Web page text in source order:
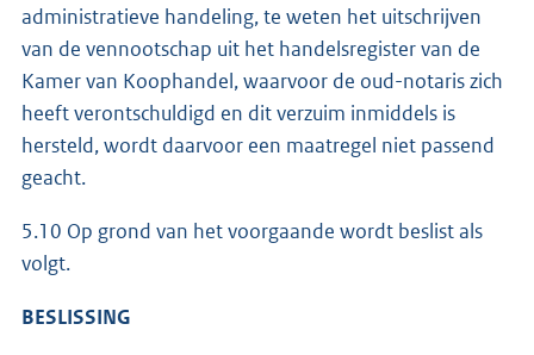
administratieve handeling, te weten het uitschrijven
van de vennootschap uit het handelsregister van de
Kamer van Koophandel, waarvoor de oud-notaris zich
heeft verontschuldigd en dit verzuim inmiddels is
hersteld, wordt daarvoor een maatregel niet passend
geacht.
5.10 Op grond van het voorgaande wordt beslist als
volgt.
BESLISSING